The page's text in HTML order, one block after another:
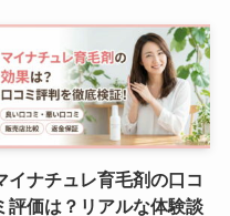
イナチュレ育毛剤の口コ
評価は？リアルな体験談